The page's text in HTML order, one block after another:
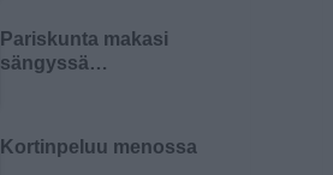
Pariskunta makasi
sängyssä…
Kortinpeluu menossa